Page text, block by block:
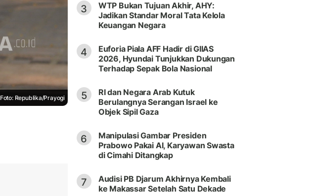
Foto: Republika/Prayogi
3
WTP Bukan Tujuan Akhir, AHY:
Jadikan Standar Moral Tata Kelola
Keuangan Negara
4
Euforia Piala AFF Hadir di GIIAS
2026, Hyundai Tunjukkan Dukungan
Terhadap Sepak Bola Nasional
5
RI dan Negara Arab Kutuk
Berulangnya Serangan Israel ke
Objek Sipil Gaza
6
Manipulasi Gambar Presiden
Prabowo Pakai AI, Karyawan Swasta
di Cimahi Ditangkap
7
Audisi PB Djarum Akhirnya Kembali
ke Makassar Setelah Satu Dekade